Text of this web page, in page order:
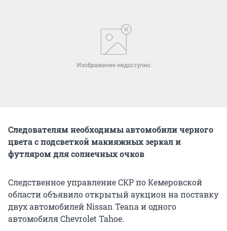
Следователям необходимы автомобили черного
цвета с подсветкой макияжных зеркал и
футляром для солнечных очков
Следственное управление СКР по Кемеровской
области объявило открытый аукцион на поставку
двух автомобилей Nissan Teana и одного
автомобиля Chevrolet Tahoe.